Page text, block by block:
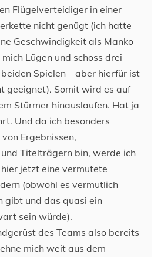
Flügelverteidiger in einer
nicht genügt (ich hatte
Geschwindigkeit als Manko
Lügen und schoss drei
Spielen – aber hierfür ist
geeignet). Somit wird es auf
Stürmer hinauslaufen. Hat ja
Und da ich besonders
Ergebnissen,
Titelträgern bin, werde ich
jetzt eine vermutete
(obwohl es vermutlich
gibt und das quasi ein
sein würde).
des Teams also bereits
mich weit aus dem